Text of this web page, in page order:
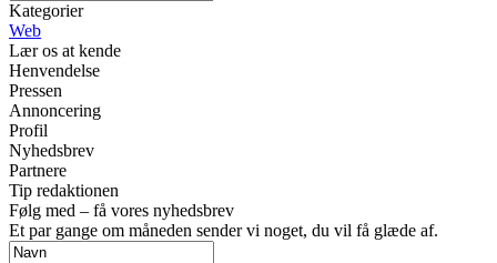
Kategorier
Web
Lær os at kende
Henvendelse
Pressen
Annoncering
Profil
Nyhedsbrev
Partnere
Tip redaktionen
Følg med – få vores nyhedsbrev
Et par gange om måneden sender vi noget, du vil få glæde af.